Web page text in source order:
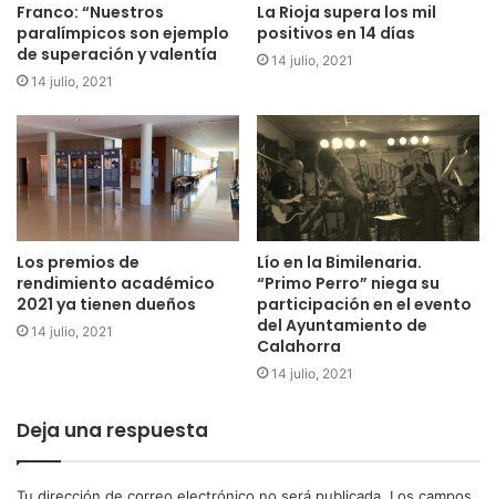
Franco: “Nuestros
paralímpicos son ejemplo
de superación y valentía
14 julio, 2021
La Rioja supera los mil
positivos en 14 días
14 julio, 2021
Los premios de
rendimiento académico
2021 ya tienen dueños
14 julio, 2021
Lío en la Bimilenaria.
“Primo Perro” niega su
participación en el evento
del Ayuntamiento de
Calahorra
14 julio, 2021
Deja una respuesta